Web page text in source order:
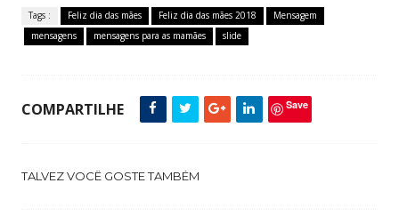
Tags : Feliz dia das mães Feliz dia das mães 2018
Mensagem
mensagens
mensagens para as mamães slide
COMPARTILHE Save
TALVEZ VOCÊ GOSTE TAMBÉM